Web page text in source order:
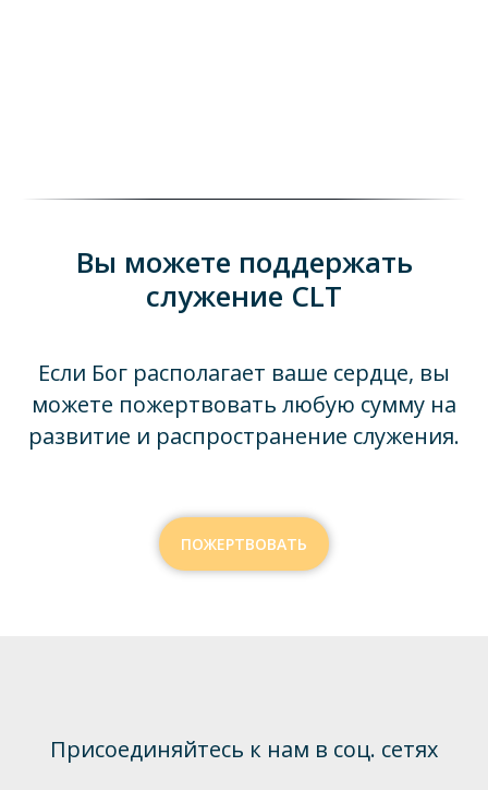
Вы можете поддержать
служение CLT
Если Бог располагает ваше сердце, вы
можете пожертвовать любую сумму на
развитие и распространение служения.
ПОЖЕРТВОВАТЬ
Присоединяйтесь к нам в соц. сетях